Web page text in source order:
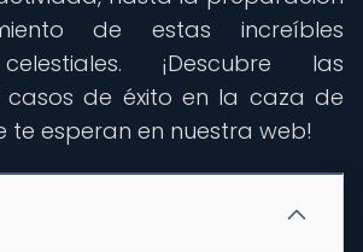
de estas increíbles
¡Descubre las
casos de éxito en la caza de
te esperan en nuestra web!